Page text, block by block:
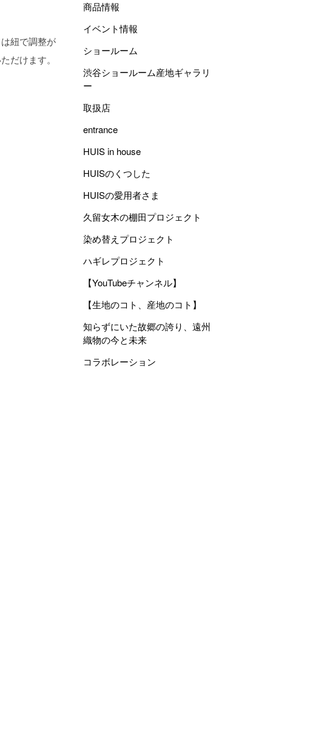
紐で調整が
だけます。
商品情報
イベント情報
ショールーム
渋谷ショールーム産地ギャラリ
ー
取扱店
entrance
HUIS in house
HUISのくつした
HUISの愛用者さま
久留女木の棚田プロジェクト
染め替えプロジェクト
ハギレプロジェクト
【YouTubeチャンネル】
【生地のコト、産地のコト】
知らずにいた故郷の誇り、遠州
織物の今と未来
コラボレーション